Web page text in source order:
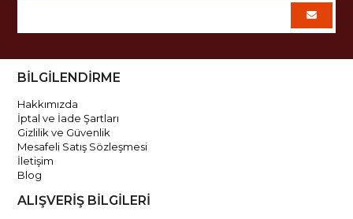
BİLGİLENDİRME
Hakkımızda
İptal ve İade Şartları
Gizlilik ve Güvenlik
Mesafeli Satış Sözleşmesi
İletişim
Blog
ALIŞVERİŞ BİLGİLERİ